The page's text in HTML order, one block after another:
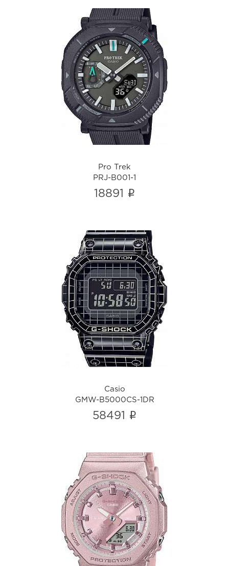
Pro Trek
PRJ-B001-1
i
Pro Trek
PRJ-B001-1
18891 i
Casio
GMW-B5000CS-1DR
i
Casio
GMW-B5000CS-1DR
58491 i
G-shock
GMA-P2100ST-4A
i